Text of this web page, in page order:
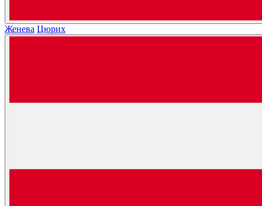
Женева Цюрих